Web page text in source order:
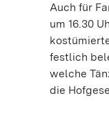
Auch für
um 16.30
festlich
welche
die